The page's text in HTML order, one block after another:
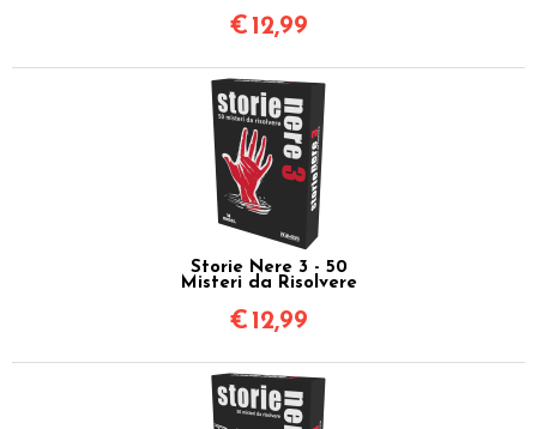
€ 12,99
Storie Nere 3 - 50
Misteri da Risolvere
€ 12,99